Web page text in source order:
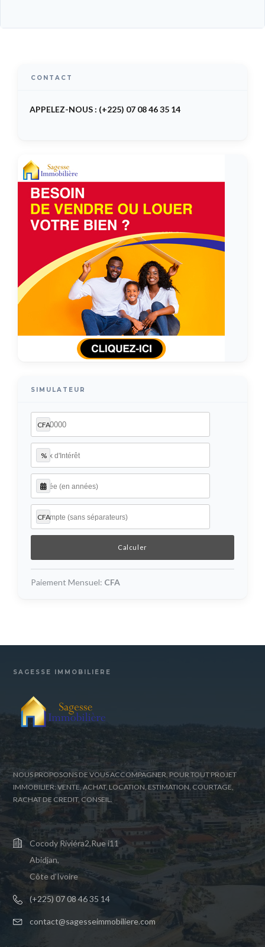
CONTACT
APPELEZ-NOUS : (+225) 07 08 46 35 14
SIMULATEUR
CFA
%
CFA
Paiement Mensuel: CFA
SAGESSE IMMOBILIÈRE
NOUS PROPOSONS DE VOUS ACCOMPAGNER, POUR TOUT PROJET
IMMOBILIER: VENTE, ACHAT, LOCATION, ESTIMATION, COURTAGE,
RACHAT DE CREDIT, CONSEIL.
Cocody Riviéra2,Rue i11
Abidjan,
Côte d'Ivoire
(+225) 07 08 46 35 14
contact@sagesseimmobiliere.com